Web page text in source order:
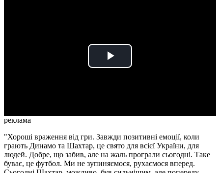
Play
реклама
"Хороші враження від гри. Завжди позитивні емоції, коли
грають Динамо та Шахтар, це свято для всієї України, для
людей. Добре, що забив, але на жаль програли сьогодні. Таке
буває, це футбол. Ми не зупиняємося, рухаємося вперед.